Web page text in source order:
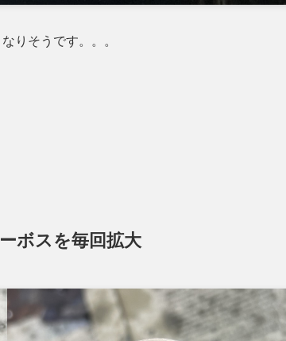
りそうです。。。
ボスを毎回拡大